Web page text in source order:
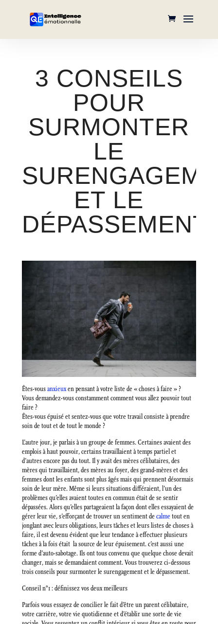
3 CONSEILS
POUR
SURMONTER
LE
ET LE
DÉPASSEMENT
Êtes-vousanxieuxen pensant à votre liste de « choses à faire » ?
Vous demandez-vous constamment comment vous allez pouvoir tout
faire ?
Êtes-vous épuisé et sentez-vous que votre travail consiste à prendre
soin de tout et de tout le monde ?
L’autre jour, je parlais à un groupe de femmes. Certaines avaient des
emplois à haut pouvoir, certains travaillaient à temps partiel et
d’autres encore pas du tout. Il y avait des mères célibataires, des
mères qui travaillaient, des mères au foyer, des grand-mères et des
femmes dont les enfants sont plus âgés mais qui prennent désormais
soin de leur mère. Même si leurs situations différaient, l’un des
problèmes qu’elles avaient toutes en commun était de se sentir
dépassées. Alors qu’elles partageaient la façon dont elles essayaient de
gérer leur vie, s’efforçant de trouver un sentiment decalmetout en
jonglant avec leurs obligations, leurs tâches et leurs listes de choses à
faire, il est devenu évident que leur tendance à effectuer plusieurs
tâches à la fois était la source de leur épuisement. c’est aussi une
forme d’auto-sabotage. Ils ont tous convenu que quelque chose devait
changer, mais se demandaient comment. Vous trouverez ci-dessous
trois conseils pour surmonter le surengagement et le dépassement.
Conseil n°1 : définissez vos deux meilleurs
Parfois vous essayez de concilier le fait d’être un parent célibataire,
votre carrière, votre vie quotidienne et d’établir une sorte de vie